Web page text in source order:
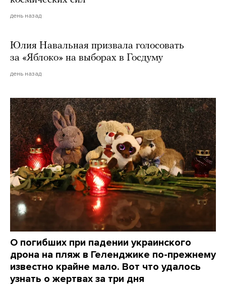
день назад
Юлия Навальная призвала голосовать
за «Яблоко» на выборах в Госдуму
день назад
О погибших при падении украинского
дрона на пляж в Геленджике по-прежнему
известно крайне мало. Вот что удалось
узнать о жертвах за три дня